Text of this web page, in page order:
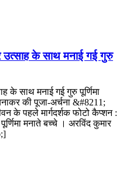
उत्साह के साथ मनाई गई गुरु
के साथ मनाई गई गुरु पूर्णिमा
की पूजा-अर्चना &#8211;
के पहले मार्गदर्शक फोटो कैप्शन :
मनाते बच्चे । अरविंद कुमार